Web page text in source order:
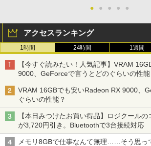
● ● ● ● ●
アクセスランキング
1時間 24時間 1週間
【今すぐ読みたい！人気記事】VRAM
9000、GeForceで言うとどのぐらいの性
VRAM 16GBでも安いRadeon RX 9000、
ぐらいの性能？
【本日みつけたお買い得品】ロジクール
が3,720円引き。Bluetoothで3台接続対応
メモリ8GBで仕事なんて無理……そう思っ